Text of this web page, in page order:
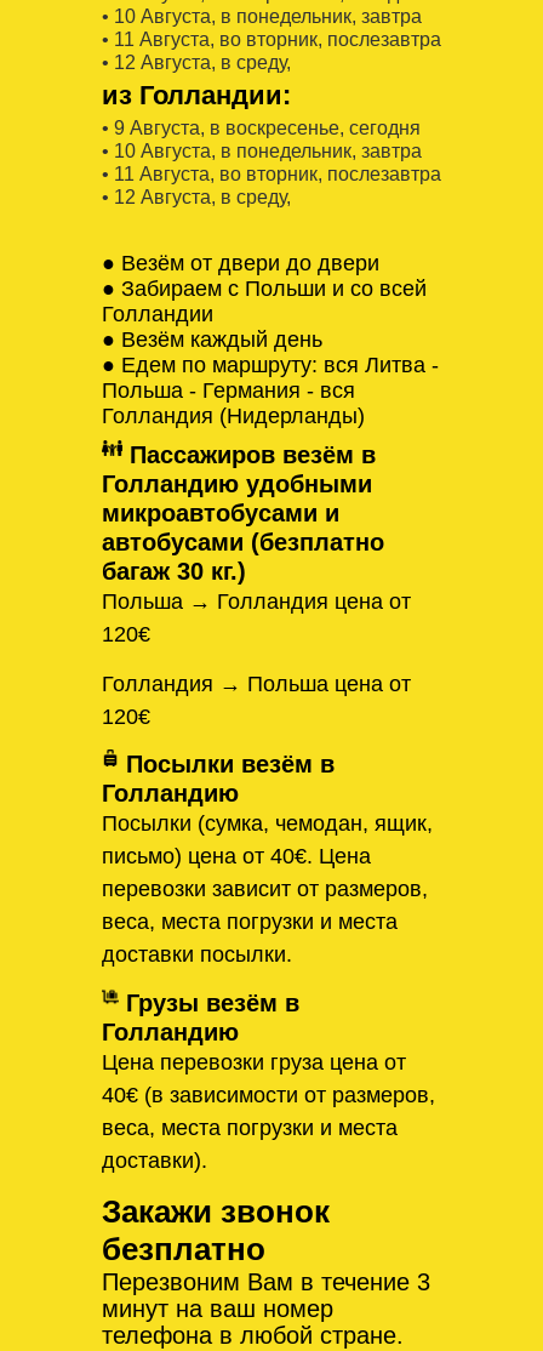
• 10 Августa, в понедельник, завтра
• 11 Августa, во вторник, послезавтра
• 12 Августa, в среду,
из Голландии:
• 9 Августa, в воскресенье, сегодня
• 10 Августa, в понедельник, завтра
• 11 Августa, во вторник, послезавтра
• 12 Августa, в среду,
● Везём от двери до двери
● Забираем с Польши и со всей
Голландии
● Везём каждый день
● Едем по маршруту: вся Литва -
Польша - Германия - вся
Голландия (Нидерланды)
Пассажиров везём в
Голландию удобными
микроавтобусами и
автобусами (безплатно
багаж 30 кг.)
Польша → Голландия цена от
120€
Голландия → Польша цена от
120€
Посылки везём в
Голландию
Посылки (сумка, чемодан, ящик,
письмо) цена от 40€. Цена
перевозки зависит от размеров,
веса, места погрузки и места
доставки посылки.
Грузы везём в
Голландию
Цена перевозки груза цена от
40€ (в зависимости от размеров,
веса, места погрузки и места
доставки).
Закажи звонок
безплатно
Перезвоним Вам в течение 3
минут на ваш номер
телефона в любой стране.